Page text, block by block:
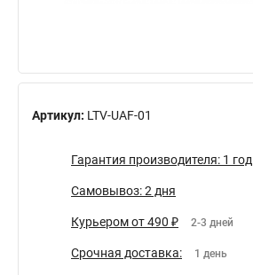
Артикул: LTV-UAF-01
Гарантия производителя: 1 год
Самовывоз: 2 дня
Курьером от 490 ₽ 2-3 дней
Срочная доставка: 1 день